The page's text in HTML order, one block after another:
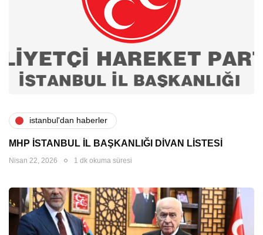
i̇stanbul'dan haberler
MHP İSTANBUL İL BAŞKANLIĞI DİVAN LİSTESİ
Nisan 22, 2026 1 dk okuma süresi